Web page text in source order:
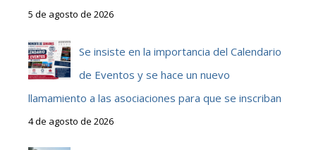
5 de agosto de 2026
Se insiste en la importancia del Calendario
de Eventos y se hace un nuevo
llamamiento a las asociaciones para que se inscriban
4 de agosto de 2026